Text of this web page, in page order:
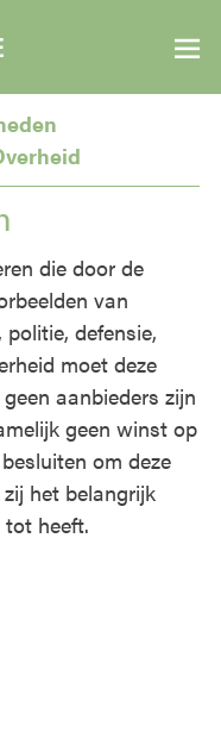
▼
die door de
van
defensie,
moet deze
aanbieders zijn
geen winst op
om deze
het belangrijk
heeft.